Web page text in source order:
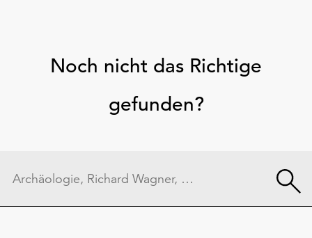
Noch nicht das Richtige
gefunden?